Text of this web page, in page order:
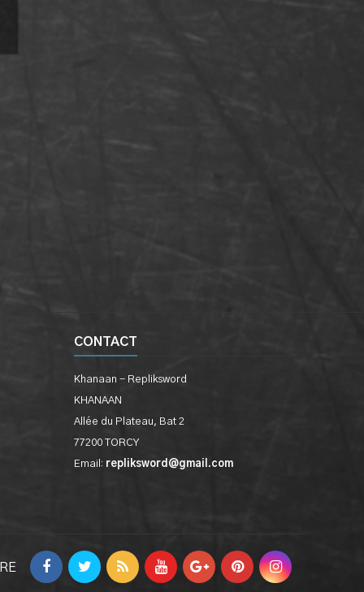
CONTACT
Khanaan - Repliksword
KHANAAN
Allée du Plateau, Bat 2
77200 TORCY
Email: repliksword@gmail.com